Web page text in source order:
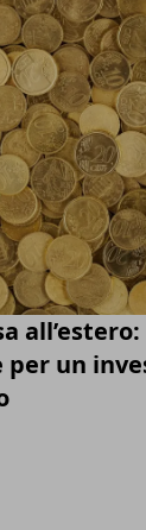
per un